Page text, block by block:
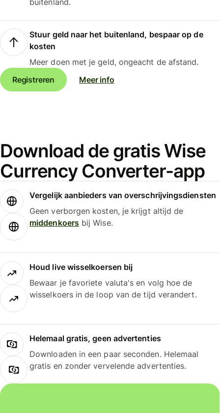
buitenland.
Stuur geld naar het buitenland, bespaar op de
kosten
Meer doen met je geld, ongeacht de afstand.
Registreren
Meer info
Download de gratis Wise
Currency Converter-app
Vergelijk aanbieders van overschrijvingsdiensten
Geen verborgen kosten, je krijgt altijd de
middenkoersbij Wise.
Houd live wisselkoersen bij
Bewaar je favoriete valuta's en volg hoe de
wisselkoers in de loop van de tijd verandert.
Helemaal gratis, geen advertenties
Downloaden in een paar seconden. Helemaal
gratis en zonder vervelende advertenties.